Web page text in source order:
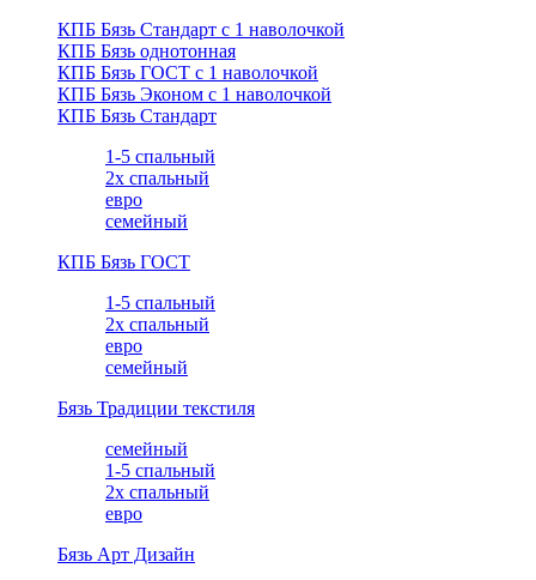
КПБ Бязь Стандарт c 1 наволочкой
КПБ Бязь однотонная
КПБ Бязь ГОСТ c 1 наволочкой
КПБ Бязь Эконом с 1 наволочкой
КПБ Бязь Стандарт
1-5 спальный
2х спальный
евро
семейный
КПБ Бязь ГОСТ
1-5 спальный
2х спальный
евро
семейный
Бязь Традиции текстиля
семейный
1-5 спальный
2х спальный
евро
Бязь Арт Дизайн